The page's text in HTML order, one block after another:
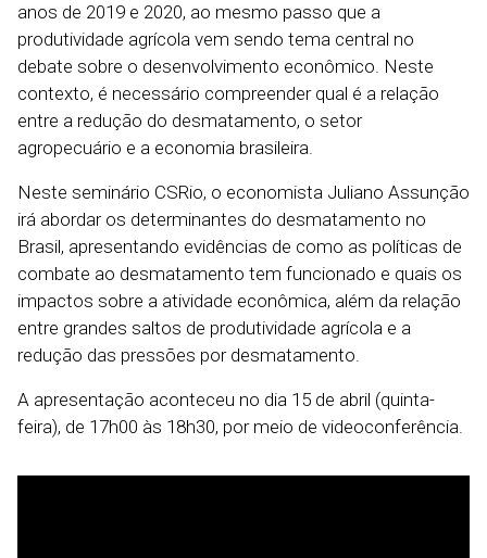
anos de 2019 e 2020, ao mesmo passo que a
produtividade agrícola vem sendo tema central no
debate sobre o desenvolvimento econômico. Neste
contexto, é necessário compreender qual é a relação
entre a redução do desmatamento, o setor
agropecuário e a economia brasileira.
Neste seminário CSRio, o economista Juliano Assunção
irá abordar os determinantes do desmatamento no
Brasil, apresentando evidências de como as políticas de
combate ao desmatamento tem funcionado e quais os
impactos sobre a atividade econômica, além da relação
entre grandes saltos de produtividade agrícola e a
redução das pressões por desmatamento.
A apresentação aconteceu no dia 15 de abril (quinta-
feira), de 17h00 às 18h30, por meio de videoconferência.